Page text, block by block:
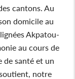
cantons. Au
domicile au
Akpatou-
au cours de
de santé et un
notre